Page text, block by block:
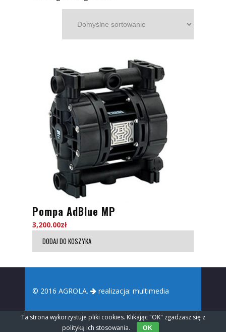
Pompa AdBlue MP
3,200.00zł
DODAJ DO KOSZYKA
© 2016 AGROLA. realizacja: multimedia
Ta strona wykorzystuje pliki cookies. Klikając "OK" zgadzasz się z
polityką ich stosowania.
OK